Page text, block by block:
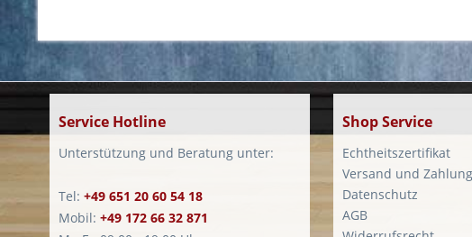
Service Hotline
Unterstützung und Beratung unter:
Tel: +49 651 20 60 54 18
Mobil: +49 172 66 32 871
Shop Service
Echtheitszertifikat
Versand und
Datenschutz
AGB